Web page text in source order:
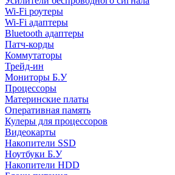
Wi-Fi роутеры
Wi-Fi адаптеры
Bluetooth адаптеры
Патч-корды
Коммутаторы
Трейд-ин
Мониторы Б.У
Процессоры
Материнские платы
Оперативная память
Кулеры для процессоров
Видеокарты
Накопители SSD
Ноутбуки Б.У
Накопители HDD